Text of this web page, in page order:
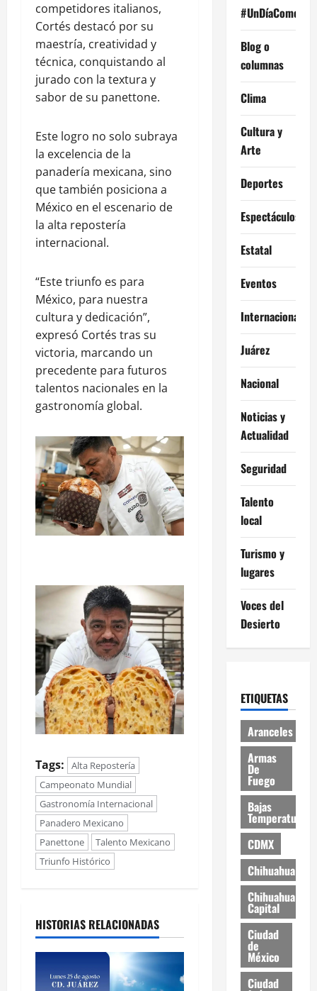
competidores italianos,
Cortés destacó por su
maestría, creatividad y
técnica, conquistando al
jurado con la textura y
sabor de su panettone.
Este logro no solo subraya
la excelencia de la
panadería mexicana, sino
que también posiciona a
México en el escenario de
la alta repostería
internacional.
“Este triunfo es para
México, para nuestra
cultura y dedicación”,
expresó Cortés tras su
victoria, marcando un
precedente para futuros
talentos nacionales en la
gastronomía global.
Tags:
Alta Repostería
Campeonato Mundial
Gastronomía Internacional
Panadero Mexicano
Panettone
Talento Mexicano
Triunfo Histórico
HISTORIAS RELACIONADAS
#UnDíaComoHoy
Blog o
columnas
Clima
Cultura y
Arte
Deportes
Espectáculos
Estatal
Eventos
Internacional
Juárez
Nacional
Noticias y
Actualidad
Seguridad
Talento
local
Turismo y
lugares
Voces del
Desierto
ETIQUETAS
Aranceles
Armas
De
Fuego
Bajas
Temperaturas
CDMX
Chihuahua
Chihuahua
Capital
Ciudad
de
México
Ciudad